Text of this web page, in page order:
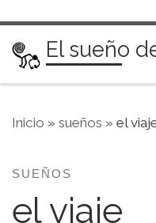
Saltar al contenido
El sueño
Inicio » sueños » el
SUEÑOS
el viaje